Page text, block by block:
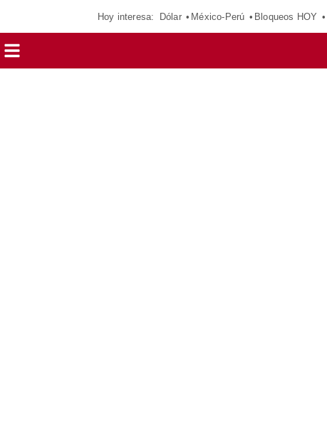
Hoy interesa: Dólar México-Perú Bloqueos HOY